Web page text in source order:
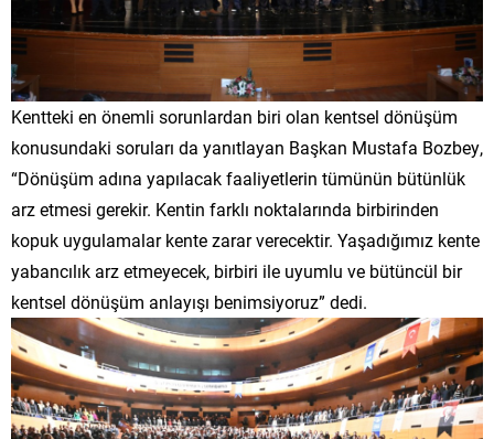
Kentteki en önemli sorunlardan biri olan kentsel dönüşüm
konusundaki soruları da yanıtlayan Başkan Mustafa Bozbey,
“Dönüşüm adına yapılacak faaliyetlerin tümünün bütünlük
arz etmesi gerekir. Kentin farklı noktalarında birbirinden
kopuk uygulamalar kente zarar verecektir. Yaşadığımız kente
yabancılık arz etmeyecek, birbiri ile uyumlu ve bütüncül bir
kentsel dönüşüm anlayışı benimsiyoruz” dedi.